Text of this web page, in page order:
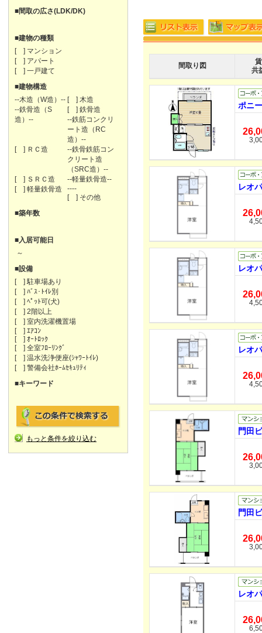
■間取の広さ(LDK/DK)
■建物の種類
[ ] マンション
[ ] アパート
[ ] 一戸建て
■建物構造
--木造（W造）-- [ ] 木造
--鉄骨造（S
造）--
[ ] 鉄骨造
--鉄筋コンクリ
ート造（RC
造）--
[ ] ＲＣ造
--鉄骨鉄筋コン
クリート造
（SRC造）--
[ ] ＳＲＣ造
--軽量鉄骨造--
[ ] 軽量鉄骨造
----
[ ] その他
■築年数
■入居可能日
～
■設備
[ ] 駐車場あり
[ ] ﾊﾞｽ･ﾄｲﾚ別
[ ] ﾍﾟｯﾄ可(犬)
[ ] 2階以上
[ ] 室内洗濯機置場
[ ] ｴｱｺﾝ
[ ] ｵｰﾄﾛｯｸ
[ ] 全室ﾌﾛｰﾘﾝｸﾞ
[ ] 温水洗浄便座(ｼｬﾜｰﾄｲﾚ)
[ ] 警備会社ﾎｰﾑｾｷｭﾘﾃｨ
■キーワード
もっと条件を絞り込む
間取り図
共
ポニ
レオ
レオ
レオ
門田
門田
レオ